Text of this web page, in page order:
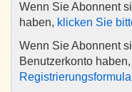
Wenn Sie Abonnent
haben, klicken Sie
Wenn Sie Abonnent
Benutzerkonto